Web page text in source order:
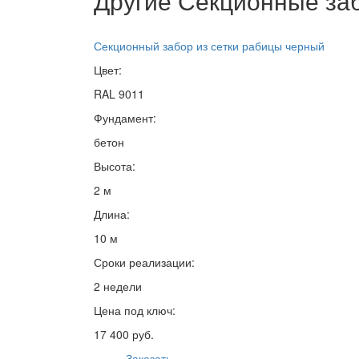
Секционный забор из сетки рабицы черный
Цвет:
RAL 9011
Фундамент:
бетон
Высота:
2 м
Длина:
10 м
Сроки реализации:
2 недели
Цена под ключ:
17 400 руб.